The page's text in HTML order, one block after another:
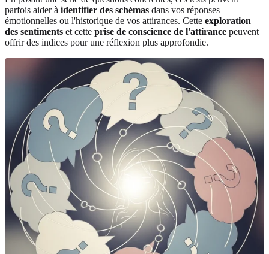
parfois aider à identifier des schémas dans vos réponses
émotionnelles ou l'historique de vos attirances. Cette exploration
des sentiments et cette prise de conscience de l'attirance peuvent
offrir des indices pour une réflexion plus approfondie.